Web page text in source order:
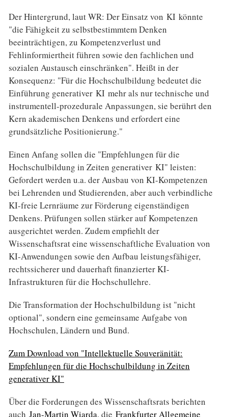
Der Hintergrund, laut WR: Der Einsatz von KI könnte
"die Fähigkeit zu selbstbestimmtem Denken
beeinträchtigen, zu Kompetenzverlust und
Fehlinformiertheit führen sowie den fachlichen und
sozialen Austausch einschränken". Heißt in der
Konsequenz: "Für die Hochschulbildung bedeutet die
Einführung generativer KI mehr als nur technische und
instrumentell-prozedurale Anpassungen, sie berührt den
Kern akademischen Denkens und erfordert eine
grundsätzliche Positionierung."
Einen Anfang sollen die "Empfehlungen für die
Hochschulbildung in Zeiten generativer KI" leisten:
Gefordert werden u.a. der Ausbau von KI-Kompetenzen
bei Lehrenden und Studierenden, aber auch verbindliche
KI-freie Lernräume zur Förderung eigenständigen
Denkens. Prüfungen sollen stärker auf Kompetenzen
ausgerichtet werden. Zudem empfiehlt der
Wissenschaftsrat eine wissenschaftliche Evaluation von
KI-Anwendungen sowie den Aufbau leistungsfähiger,
rechtssicherer und dauerhaft finanzierter KI-
Infrastrukturen für die Hochschullehre.
Die Transformation der Hochschulbildung ist "nicht
optional", sondern eine gemeinsame Aufgabe von
Hochschulen, Ländern und Bund.
Zum Download von "Intellektuelle Souveränität:
Empfehlungen für die Hochschulbildung in Zeiten
generativer KI"
Über die Forderungen des Wissenschaftsrats berichten
auch Jan-Martin Wiarda, die Frankfurter Allgemeine